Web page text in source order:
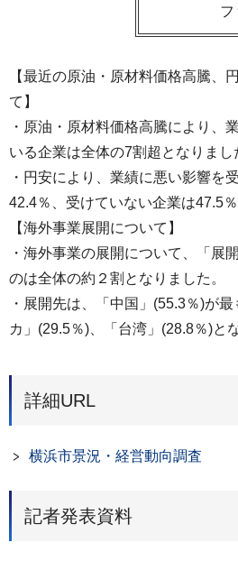
フ
【最近の原油・原材料価格高騰、
て】
・原油・原材料価格高騰により、
いる企業は全体の7割超となりまし
・円安により、業績に悪い影響を
42.4％、受けていない企業は47.5％
【海外事業展開について】
・海外事業の展開について、「展
のは全体の約２割となりました。
・展開先は、「中国」(55.3％)が
カ」(29.5％)、「台湾」(28.8％)と
詳細URL
横浜市景況・経営動向調査
記者発表資料